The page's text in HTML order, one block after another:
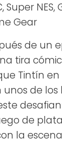
NES,
Gear
de un
tira
Tintín en
de los
de
la